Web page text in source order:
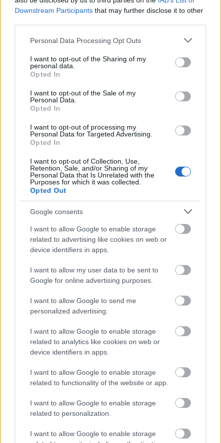
Downstream Participants that may further disclose it to other
Please note that this website/app uses one or more Google
not limited to your visit or usage behaviour. You may click to
grant or deny consent to Google and its third-party tags to
use your data for below specified purposes in below Google
consent section.
Personal Data Processing Opt Outs
I want to opt-out of the Sharing of my
personal data.
Opted In
I want to opt-out of the Sale of my
Personal Data.
Opted In
I want to opt-out of processing my
Personal Data for Targeted Advertising.
Opted In
I want to opt-out of Collection, Use,
Retention, Sale, and/or Sharing of my
Personal Data that Is Unrelated with the
Purposes for which it was collected.
Opted Out
Google consents
I want to allow Google to enable storage
related to advertising like cookies on web or
device identifiers in apps.
I want to allow my user data to be sent to
Google for online advertising purposes.
I want to allow Google to send me
personalized advertising.
I want to allow Google to enable storage
related to analytics like cookies on web or
device identifiers in apps.
I want to allow Google to enable storage
related to functionality of the website or app.
I want to allow Google to enable storage
related to personalization.
I want to allow Google to enable storage
Διαβάζονται αυτή τη στιγμή
Τράπεζες: Στα 55,5 εκατ. ευρώ ο λογαριασμός
από τα δάνεια του ν. Κατσέλη
Νέο Χωροταξικό Τουρισμού: Οι νέες «κόκκινες
γραμμές» για το περιβάλλον και τι αλλάζει σε
ξενοδοχεία, νησιά και επενδύσεις
Τα ανοιχτά μέτωπα για την ενίσχυση της
ελληνικής βιομηχανίας
TAGS: Ρωσία ΗΠΑ Κρεμλίνο
BEST OFINTERNET